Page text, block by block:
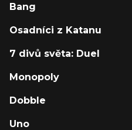
Bang
Osadníci z Katanu
7 divů světa: Duel
Monopoly
Dobble
Uno